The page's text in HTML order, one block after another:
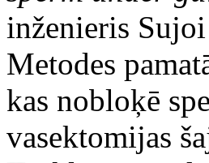
inženieris
Metodes
kas nobloķē
vasektomijas